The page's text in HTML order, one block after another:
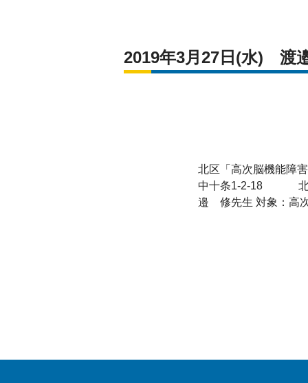
2019年3月27日(水)　渡
北区「高次脳機能障
中十条1-2-18 　　　
邉　修先生 対象：高